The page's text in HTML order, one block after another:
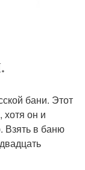
бани. Этот
хотя он и
Взять в баню